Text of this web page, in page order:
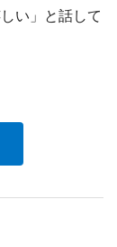
い」と話して